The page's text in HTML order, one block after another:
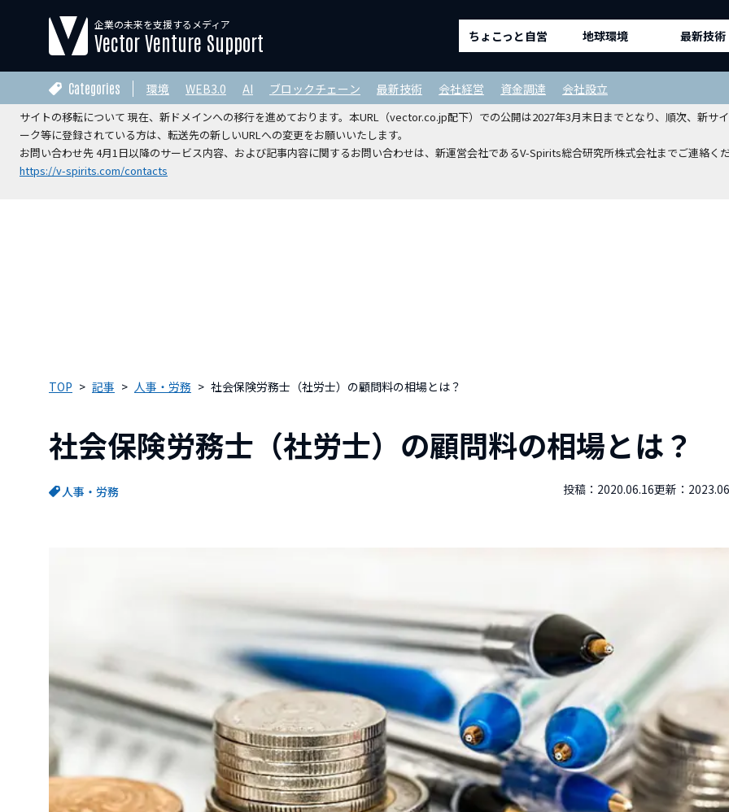
【運営会社変更のお知らせ】
2026年4月1日をもちまして、本サイトの運営は株式会社ベクターホールディングスホールディングスから
V-Spirits総合研究所株式会社
サイトの移転について 現在、新ドメインへの移行を進めております。本URL（vector.co.jp配下）での公開は2027年3月末日までとなり、順次、新
ーク等に登録されている方は、転送先の新しいURLへの変更をお願いいたします。
お問い合わせ先 4月1日以降のサービス内容、および記事内容に関するお問い合わせは、新運営会社であるV-Spirits総合研究所株式会社までご連絡く
https://v-spirits.com/contacts
企業の未来を支援するメディア
Vector Venture Support ちょこっと自営 地球環境 最新技術
Categories 環境 WEB3.0 AI ブロックチェーン 最新技術 会社経営 資金調達 会社設立
TOP 記事 人事・労務 社会保険労務士（社労士）の顧問料の相場とは？
社会保険労務士（社労士）の顧問料の相場とは？
人事・労務 投稿： 2020.06.16更新：